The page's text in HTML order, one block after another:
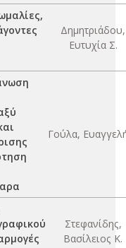
Δημητριάδου,
Ευτυχία Σ.
Γούλα,
Στεφανίδης,
Βασίλειος Κ.